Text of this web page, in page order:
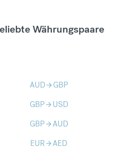
Währungspaare
AUDarrow_forward GBP
GBParrow_forward USD
GBParrow_forwardAUD
EURarrow_forwardAED